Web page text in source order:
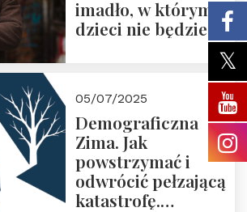
imadło, w którym
dzieci nie będzie
05/07/2025
Demograficzna
Zima. Jak
powstrzymać i
odwrócić pełzającą
katastrofę.